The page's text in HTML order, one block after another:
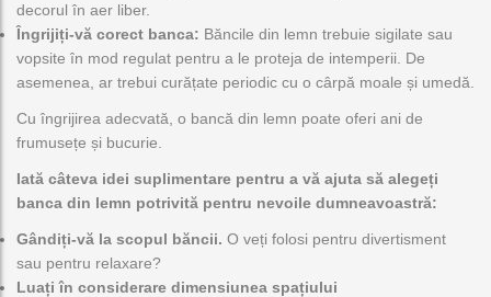
decorul în aer liber.
Îngrijiți-vă corect banca: Băncile din lemn trebuie sigilate sau
vopsite în mod regulat pentru a le proteja de intemperii. De
asemenea, ar trebui curățate periodic cu o cârpă moale și umedă.
Cu îngrijirea adecvată, o bancă din lemn poate oferi ani de
frumusețe și bucurie.
Iată câteva idei suplimentare pentru a vă ajuta să alegeți
banca din lemn potrivită pentru nevoile dumneavoastră:
Gândiți-vă la scopul băncii. O veți folosi pentru divertisment
sau pentru relaxare?
Luați în considerare dimensiunea spațiului